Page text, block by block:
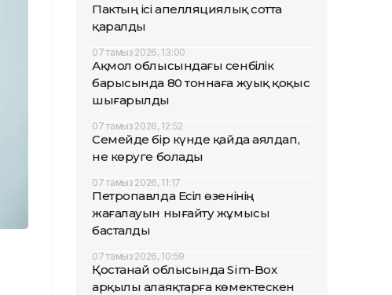
Пактың ісі апелляциялық сотта
қаралды
07 тамыз 2026, 13:00
Ақмол облысындағы сенбілік
барысында 80 тоннаға жуық қоқыс
шығарылды
07 тамыз 2026, 12:52
Семейде бір күнде қайда аялдап,
не көруге болады
07 тамыз 2026, 11:17
Петропавлда Есіл өзенінің
жағалауын нығайту жұмысы
басталды
07 тамыз 2026, 10:59
Қостанай облысында Sim-Box
арқылы алаяқтарға көмектескен